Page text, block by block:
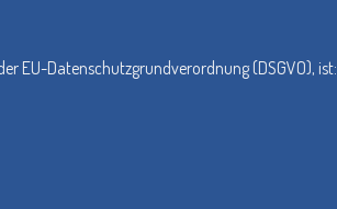
EU-Datenschutzgrundverordnung (DSGVO), ist: